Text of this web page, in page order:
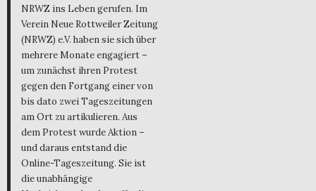
NRWZ ins Leben gerufen. Im
Verein Neue Rottweiler Zeitung
(NRWZ) e.V. haben sie sich über
mehrere Monate engagiert –
um zunächst ihren Protest
gegen den Fortgang einer von
bis dato zwei Tageszeitungen
am Ort zu artikulieren. Aus
dem Protest wurde Aktion –
und daraus entstand die
Online-Tageszeitung. Sie ist
die unabhängige